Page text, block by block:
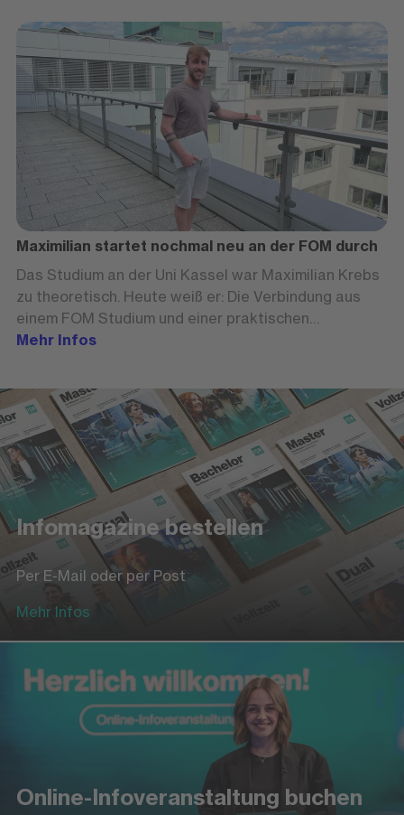
Maximilian startet nochmal neu an der FOM durch
Das Studium an der Uni Kassel war Maximilian Krebs
zu theoretisch. Heute weiß er: Die Verbindung aus
einem FOM Studium und einer praktischen
Ausbildung ist für ihn perfekt.
Mehr Infos
Infomagazine bestellen
Per E-Mail oder per Post
Mehr Infos
Online-Infoveranstaltung buchen